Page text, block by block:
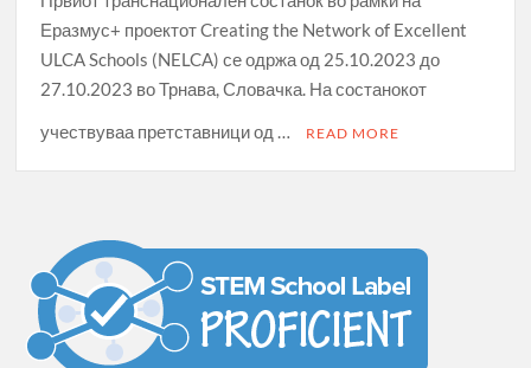
Еразмус+ проектот Creating the Network of Excellent
ULCA Schools (NELCA) се одржа од 25.10.2023 до
27.10.2023 во Трнава, Словачка. На состанокот
учествуваа претставници од …
READ MORE